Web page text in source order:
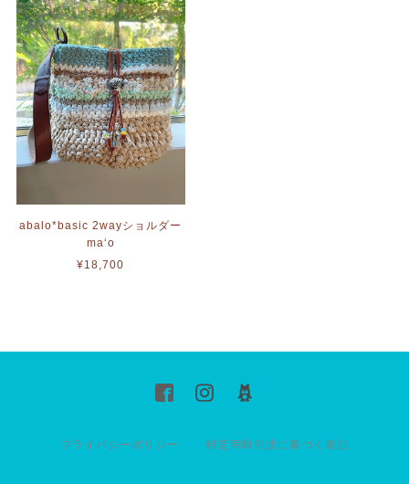
abalo*basic 2wayショルダー
ma‘o
¥18,700
プライバシーポリシー 特定商取引法に基づく表記